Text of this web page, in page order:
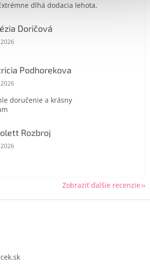
dlhá dodacia lehota.
Doričová
obchodu je 5 z 5 hviezdičiek.
Podhorekova
obchodu je 5 z 5 hviezdičiek.
doručenie a krásny
Rozbroj
obchodu je 5 z 5 hviezdičiek.
Zobraziť ďalšie recenzie